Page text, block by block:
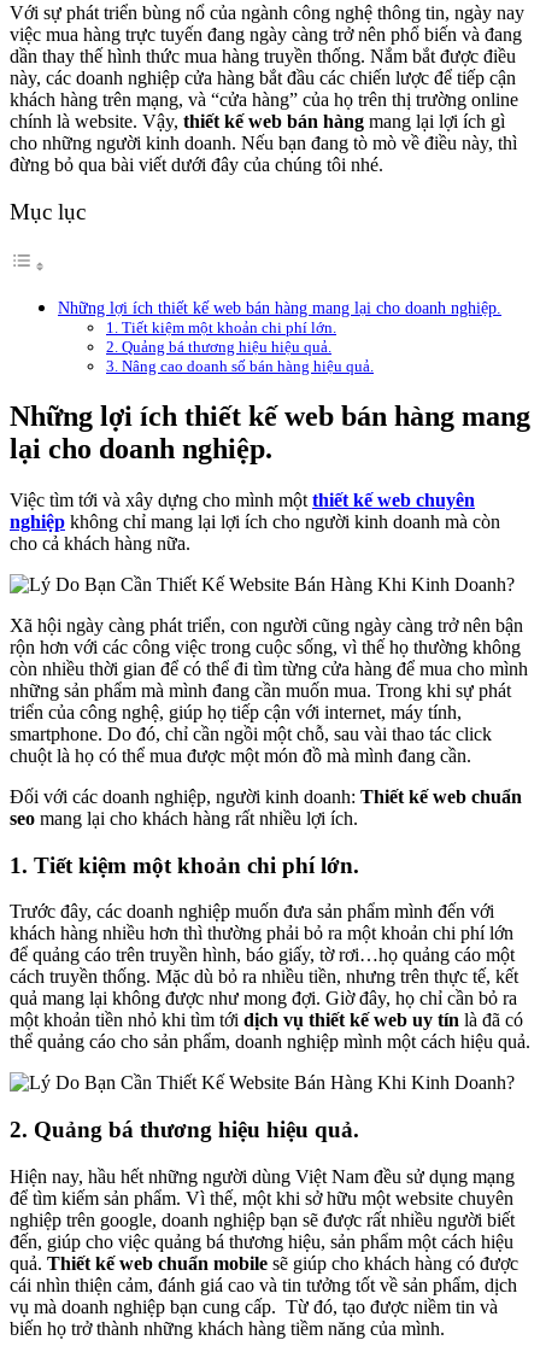
Với sự phát triển bùng nổ của ngành công nghệ thông tin, ngày nay
việc mua hàng trực tuyến đang ngày càng trở nên phổ biến và đang
dần thay thế hình thức mua hàng truyền thống. Nắm bắt được điều
này, các doanh nghiệp cửa hàng bắt đầu các chiến lược để tiếp cận
khách hàng trên mạng, và “cửa hàng” của họ trên thị trường online
chính là website. Vậy, thiết kế web bán hàng mang lại lợi ích gì
cho những người kinh doanh. Nếu bạn đang tò mò về điều này, thì
đừng bỏ qua bài viết dưới đây của chúng tôi nhé.
Mục lục
Những lợi ích thiết kế web bán hàng mang lại cho doanh nghiệp.
1. Tiết kiệm một khoản chi phí lớn.
2. Quảng bá thương hiệu hiệu quả.
3. Nâng cao doanh số bán hàng hiệu quả.
Những lợi ích thiết kế web bán hàng mang
lại cho doanh nghiệp.
Việc tìm tới và xây dựng cho mình một thiết kế web chuyên
nghiệp không chỉ mang lại lợi ích cho người kinh doanh mà còn
cho cả khách hàng nữa.
Xã hội ngày càng phát triển, con người cũng ngày càng trở nên bận
rộn hơn với các công việc trong cuộc sống, vì thế họ thường không
còn nhiều thời gian để có thể đi tìm từng cửa hàng để mua cho mình
những sản phẩm mà mình đang cần muốn mua. Trong khi sự phát
triển của công nghệ, giúp họ tiếp cận với internet, máy tính,
smartphone. Do đó, chỉ cần ngồi một chỗ, sau vài thao tác click
chuột là họ có thể mua được một món đồ mà mình đang cần.
Đối với các doanh nghiệp, người kinh doanh: Thiết kế web chuẩn
seo mang lại cho khách hàng rất nhiều lợi ích.
1. Tiết kiệm một khoản chi phí lớn.
Trước đây, các doanh nghiệp muốn đưa sản phẩm mình đến với
khách hàng nhiều hơn thì thường phải bỏ ra một khoản chi phí lớn
để quảng cáo trên truyền hình, báo giấy, tờ rơi…họ quảng cáo một
cách truyền thống. Mặc dù bỏ ra nhiều tiền, nhưng trên thực tế, kết
quả mang lại không được như mong đợi. Giờ đây, họ chỉ cần bỏ ra
một khoản tiền nhỏ khi tìm tới dịch vụ thiết kế web uy tín là đã có
thể quảng cáo cho sản phẩm, doanh nghiệp mình một cách hiệu quả.
2. Quảng bá thương hiệu hiệu quả.
Hiện nay, hầu hết những người dùng Việt Nam đều sử dụng mạng
để tìm kiếm sản phẩm. Vì thế, một khi sở hữu một website chuyên
nghiệp trên google, doanh nghiệp bạn sẽ được rất nhiều người biết
đến, giúp cho việc quảng bá thương hiệu, sản phẩm một cách hiệu
quả. Thiết kế web chuẩn mobile sẽ giúp cho khách hàng có được
cái nhìn thiện cảm, đánh giá cao và tin tưởng tốt về sản phẩm, dịch
vụ mà doanh nghiệp bạn cung cấp. Từ đó, tạo được niềm tin và
biến họ trở thành những khách hàng tiềm năng của mình.